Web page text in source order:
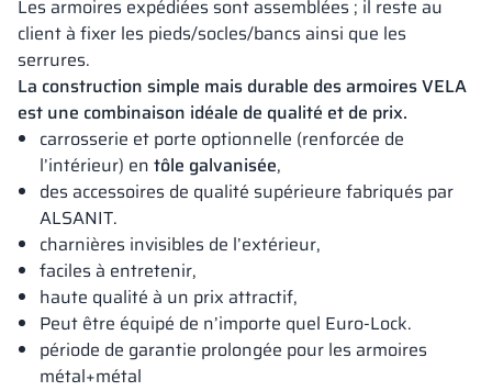
Les armoires expédiées sont assemblées ; il reste au
client à fixer les pieds/socles/bancs ainsi que les
serrures.
La construction simple mais durable des armoires VELA
est une combinaison idéale de qualité et de prix.
carrosserie et porte optionnelle (renforcée de
l’intérieur) en tôle galvanisée,
des accessoires de qualité supérieure fabriqués par
ALSANIT.
charnières invisibles de l’extérieur,
faciles à entretenir,
haute qualité à un prix attractif,
Peut être équipé de n’importe quel Euro-Lock.
période de garantie prolongée pour les armoires
métal+métal